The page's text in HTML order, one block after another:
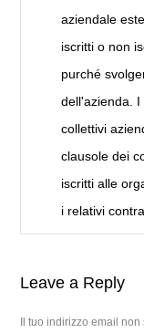
aziendale
iscritti o non
purché
dell'azienda.
collettivi
clausole dei
iscritti alle
i relativi
Leave a Reply
Il tuo indirizzo email